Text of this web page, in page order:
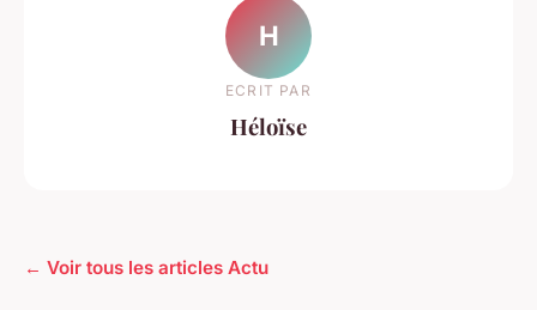
H
ECRIT PAR
Héloïse
← Voir tous les articles Actu